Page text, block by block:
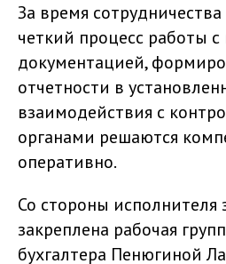
За время
четкий процесс работы
документацией,
отчетности в
взаимодействия с
органами решаются
оперативно.
Со стороны исполнителя
закреплена рабочая
бухгалтера Пенюгиной